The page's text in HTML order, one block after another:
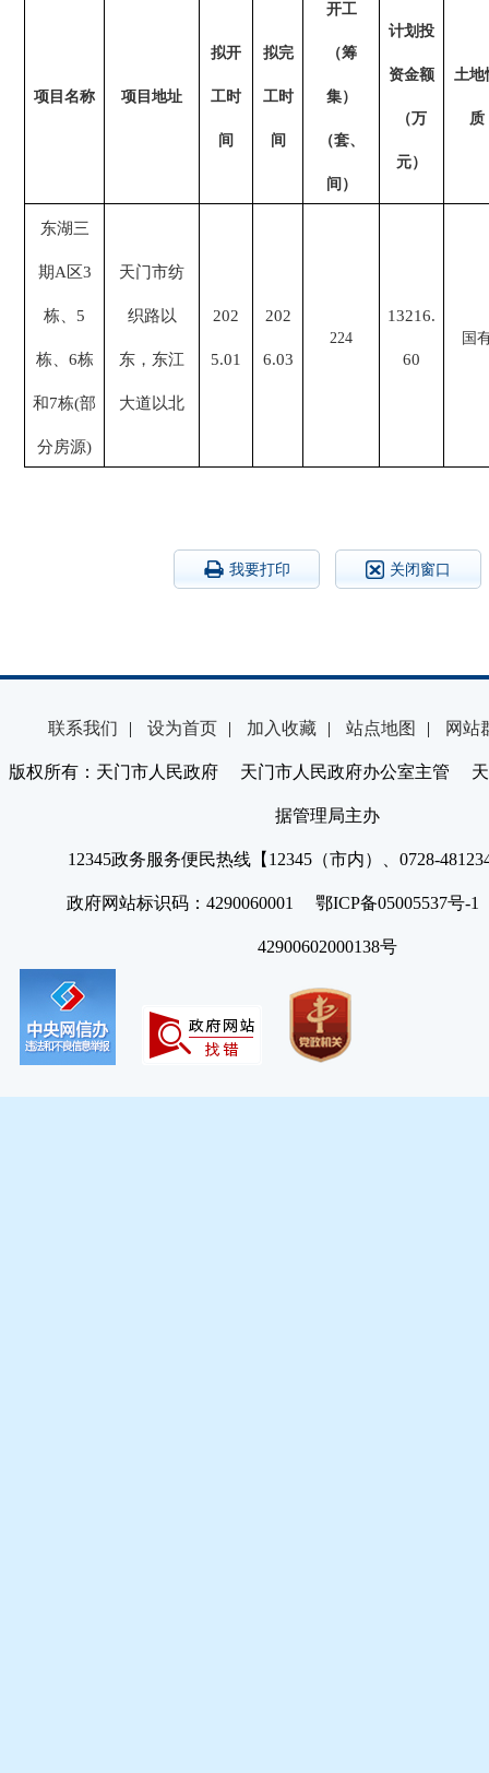
项目名称 项目地址
拟开
工时
间
拟完
工时
间
开工
（筹
集）
（套、
间）
计划投
资金额
（万
元）
土地
质
东湖三
期A 区3
栋、5
栋、6栋
和7栋(部
分房源)
天门市纺
织路以
东，东江
大道以北
202
5.01
202
6.03
224
13216.
60
国
我要打印 关闭窗口
联系我们 | 设为首页 | 加入收藏 | 站点地图 | 网站
版权所有：天门市人民政府 天门市人民政府办公室主管 天
据管理局主办
12345政务服务便民热线【12345（市内）、0728-
政府网站标识码：4290060001 鄂ICP备05005537号
42900602000138号